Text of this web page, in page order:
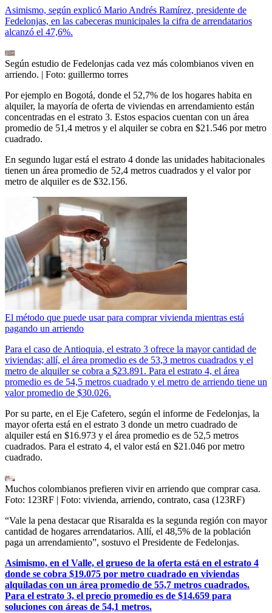
Asimismo, según explicó Mario Andrés Ramírez, presidente de
Fedelonjas, en las cabeceras municipales la cifra de arrendatarios
alcanzó el 47,6%.
Según estudio de Fedelonjas cada vez más colombianos viven en
arriendo. | Foto: guillermo torres
Por ejemplo en Bogotá, donde el 52,7% de los hogares habita en
alquiler, la mayoría de oferta de viviendas en arrendamiento están
concentradas en el estrato 3. Estos espacios cuentan con un área
promedio de 51,4 metros y el alquiler se cobra en $21.546 por metro
cuadrado.
En segundo lugar está el estrato 4 donde las unidades habitacionales
tienen un área promedio de 52,4 metros cuadrados y el valor por
metro de alquiler es de $32.156.
El método que puede usar para comprar vivienda mientras está
pagando un arriendo
Para el caso de Antioquia, el estrato 3 ofrece la mayor cantidad de
viviendas; allí, el área promedio es de 53,3 metros cuadrados y el
metro de alquiler se cobra a $23.891. Para el estrato 4, el área
promedio es de 54,5 metros cuadrado y el metro de arriendo tiene un
valor promedio de $30.026.
Por su parte, en el Eje Cafetero, según el informe de Fedelonjas, la
mayor oferta está en el estrato 3 donde un metro cuadrado de
alquiler está en $16.973 y el área promedio es de 52,5 metros
cuadrados. Para el estrato 4, el valor está en $21.046 por metro
cuadrado.
Muchos colombianos prefieren vivir en arriendo que comprar casa.
Foto: 123RF | Foto: vivienda, arriendo, contrato, casa (123RF)
“Vale la pena destacar que Risaralda es la segunda región con mayor
cantidad de hogares arrendatarios. Allí, el 48,5% de la población
paga un arrendamiento”, sostuvo el Presidente de Fedelonjas.
Asimismo, en el Valle, el grueso de la oferta está en el estrato 4
donde se cobra $19.075 por metro cuadrado en viviendas
alquiladas con un área promedio de 55,7 metros cuadrados.
Para el estrato 3, el precio promedio es de $14.659 para
soluciones con áreas de 54,1 metros.